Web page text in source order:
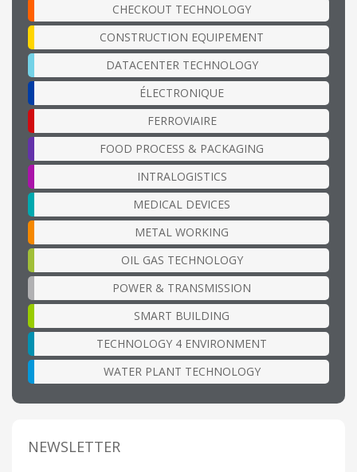
CHECKOUT TECHNOLOGY
CONSTRUCTION EQUIPEMENT
DATACENTER TECHNOLOGY
ÉLECTRONIQUE
FERROVIAIRE
FOOD PROCESS & PACKAGING
INTRALOGISTICS
MEDICAL DEVICES
METAL WORKING
OIL GAS TECHNOLOGY
POWER & TRANSMISSION
SMART BUILDING
TECHNOLOGY 4 ENVIRONMENT
WATER PLANT TECHNOLOGY
NEWSLETTER